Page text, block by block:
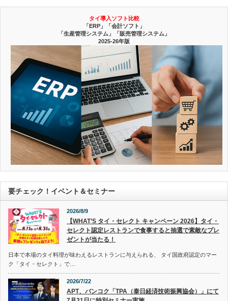
タイ導入ソフト比較
「ERP」「会計ソフト」
「生産管理システム」「販売管理システム」
2025-26年版
要チェック！イベント＆セミナー
2026/8/9
【WHAT’S タイ・セレクト キャンペーン 2026】タイ・
セレクト認定レストランで食事すると抽選で素敵なプレ
ゼントが当たる！
日本で本場のタイ料理が味わえるレストランに与えられる、 タイ国政府認定のマー
ク「タイ・セレクト」で…
2026/7/22
APT、バンコク「TPA（泰日経済技術振興協会）」にて